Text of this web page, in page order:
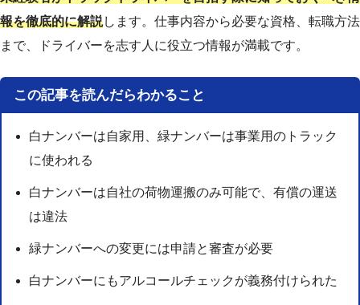
報を徹底的に解説します。仕事内容から必要な資格、転職方法
まで、ドライバーを志す人に役立つ情報が満載です。
この記事を読んだらわかること
白ナンバーは自家用、緑ナンバーは事業用のトラック
に使われる
白ナンバーは自社の荷物運搬のみ可能で、有償の運送
は違法
緑ナンバーへの変更には申請と審査が必要
白ナンバーにもアルコールチェックが義務付けられた